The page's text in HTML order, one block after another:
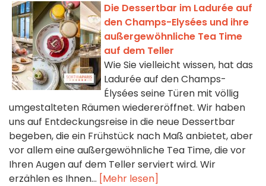
Die Dessertbar im Ladurée auf
den Champs-Elysées und ihre
außergewöhnliche Tea Time
auf dem Teller
Wie Sie vielleicht wissen, hat das
Ladurée auf den Champs-
Élysées seine Türen mit völlig
umgestalteten Räumen wiedereröffnet. Wir haben
uns auf Entdeckungsreise in die neue Dessertbar
begeben, die ein Frühstück nach Maß anbietet, aber
vor allem eine außergewöhnliche Tea Time, die vor
Ihren Augen auf dem Teller serviert wird. Wir
erzählen es Ihnen... [Mehr lesen]